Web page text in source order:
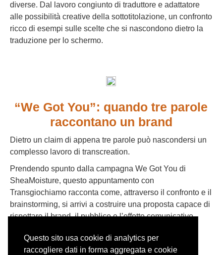
Questo sito usa cookie di analytics per
raccogliere dati in forma aggregata e cookie
diverse. Dal lavoro congiunto di traduttore e adattatore
alle possibilità creative della sottotitolazione, un confronto
ricco di esempi sulle scelte che si nascondono dietro la
traduzione per lo schermo.
“We Got You”: quando tre parole
raccontano un brand
Dietro un claim di appena tre parole può nascondersi un
complesso lavoro di transcreation.
Prendendo spunto dalla campagna We Got You di
SheaMoisture, questo appuntamento con
Transgiochiamo racconta come, attraverso il confronto e il
brainstorming, si arrivi a costruire una proposta capace di
rispettare il brand, il pubblico e l’effetto comunicativo